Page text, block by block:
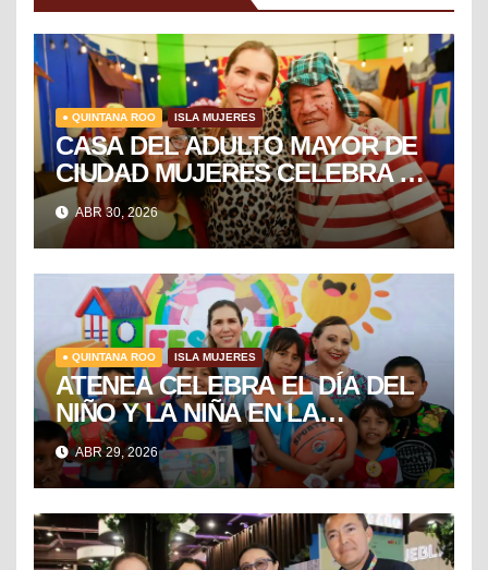
● QUINTANA ROO ISLA MUJERES
CASA DEL ADULTO MAYOR DE
CIUDAD MUJERES CELEBRA EL
DÍA DEL NIÑO Y LA NIÑA CON
PUESTA EN ESCENA DE LA
VECINDAD DEL CHAVO
ABR 30, 2026
● QUINTANA ROO ISLA MUJERES
ATENEA CELEBRA EL DÍA DEL
NIÑO Y LA NIÑA EN LA
COLONIA EL RAMAL DE
CIUDAD MUJERES
ABR 29, 2026